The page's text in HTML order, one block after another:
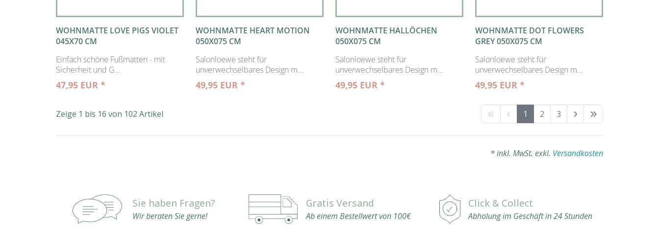
WOHNMATTE LOVE PIGS VIOLET
045X70 CM
Einfach schöne Fußmatten - mit
Sicherheit und G...
47,95 EUR *
WOHNMATTE HEART MOTION
050X075 CM
Salonloewe steht für
unverwechselbares Design m...
49,95 EUR *
WOHNMATTE HALLÖCHEN
050X075 CM
Salonloewe steht für
unverwechselbares Design m...
49,95 EUR *
WOHNMATTE DOT FLOWERS
GREY 050X075 CM
Salonloewe steht für
unverwechselbares Design m...
49,95 EUR *
Zeige 1 bis 16 von 102 Artikel 1 2 3
* inkl. MwSt. exkl. Versandkosten
Sie haben Fragen?
Wir beraten Sie gerne!
Gratis Versand
Ab einem Bestellwert von 100€
Click & Collect
Abholung im Geschäft in 24 Stunden